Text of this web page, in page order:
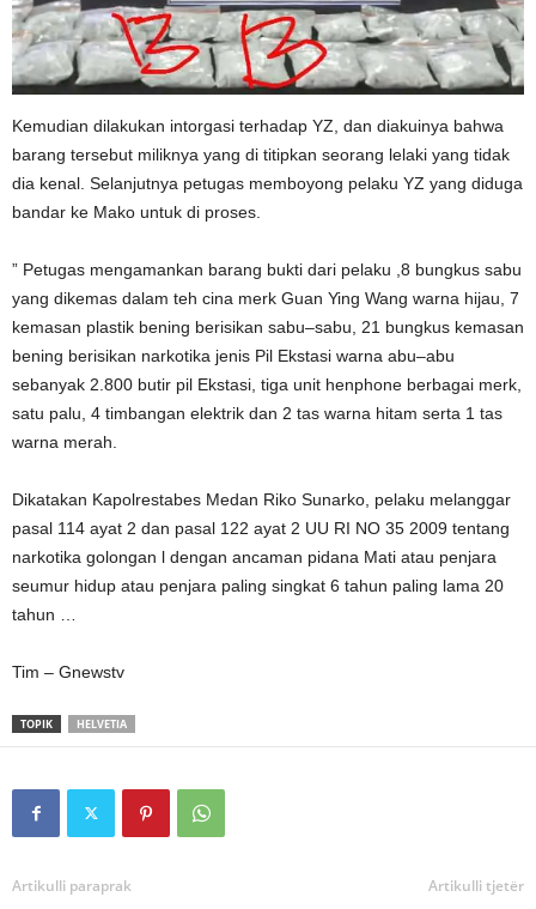
Kemudian dilakukan intorgasi terhadap YZ, dan diakuinya bahwa
barang tersebut miliknya yang di titipkan seorang lelaki yang tidak
dia kenal. Selanjutnya petugas memboyong pelaku YZ yang diduga
bandar ke Mako untuk di proses.
” Petugas mengamankan barang bukti dari pelaku ,8 bungkus sabu
yang dikemas dalam teh cina merk Guan Ying Wang warna hijau, 7
kemasan plastik bening berisikan sabu–sabu, 21 bungkus kemasan
bening berisikan narkotika jenis Pil Ekstasi warna abu–abu
sebanyak 2.800 butir pil Ekstasi, tiga unit henphone berbagai merk,
satu palu, 4 timbangan elektrik dan 2 tas warna hitam serta 1 tas
warna merah.
Dikatakan Kapolrestabes Medan Riko Sunarko, pelaku melanggar
pasal 114 ayat 2 dan pasal 122 ayat 2 UU RI NO 35 2009 tentang
narkotika golongan l dengan ancaman pidana Mati atau penjara
seumur hidup atau penjara paling singkat 6 tahun paling lama 20
tahun …
Tim – Gnewstv
TOPIK HELVETIA
Artikulli paraprak Artikulli tjetër